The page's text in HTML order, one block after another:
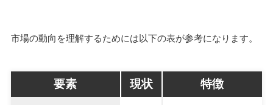
市場の動向を理解するためには以下の表が参考になります。
要素 現状 特徴